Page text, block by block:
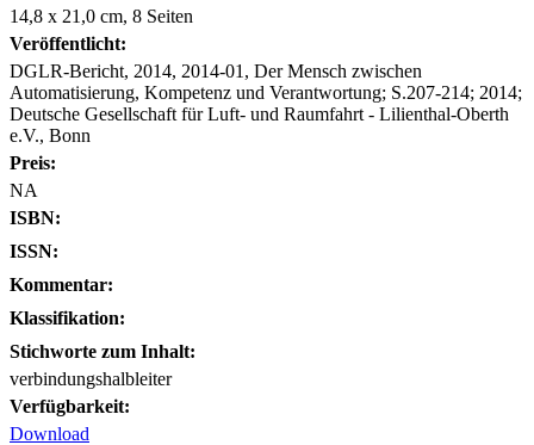
14,8 x 21,0 cm, 8 Seiten
Veröffentlicht:
DGLR-Bericht, 2014, 2014-01, Der Mensch zwischen
Automatisierung, Kompetenz und Verantwortung; S.207-214; 2014;
Deutsche Gesellschaft für Luft- und Raumfahrt - Lilienthal-Oberth
e.V., Bonn
Preis:
NA
ISBN:
ISSN:
Kommentar:
Klassifikation:
Stichworte zum Inhalt:
verbindungshalbleiter
Verfügbarkeit:
Download